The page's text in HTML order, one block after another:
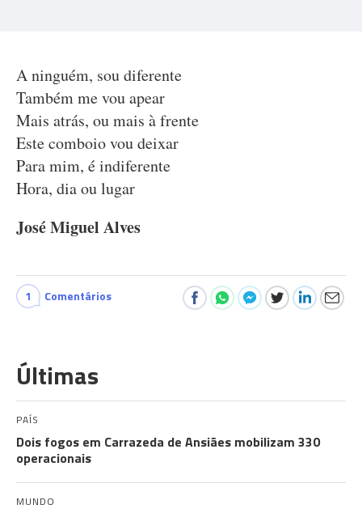
A ninguém, sou diferente
Também me vou apear
Mais atrás, ou mais à frente
Este comboio vou deixar
Para mim, é indiferente
Hora, dia ou lugar
José Miguel Alves
1 Comentários
Últimas
PAÍS
Dois fogos em Carrazeda de Ansiães mobilizam 330
operacionais
MUNDO